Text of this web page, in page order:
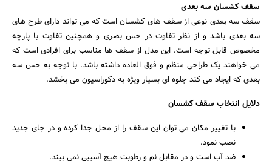
سقف کشسان سه بعدی
سقف سه بعدی نوعی از سقف های کشسان است که می تواند دارای طرح های
سه بعدی باشد و از نظر تفاوت در حس بصری و همچنین تفاوت با پارچه
مخصوص قابل توجه است. این مدل از سقف ها مناسب برای افرادی است که
می خواهند یک طراحی منظم و فوق العاده داشته باشد. با توجه به حس سه
بعدی که ایجاد می کند جلوه ای بسیار ویژه به دکوراسیون می بخشد.
دلایل انتخاب سقف کشسان
با تغییر مکان می توان این سقف را از محل جدا کرده و در جای جدید
نصب نمود.
ضد آب است و در مقابل نم و رطوبت هیچ آسیبی نمی بیند.